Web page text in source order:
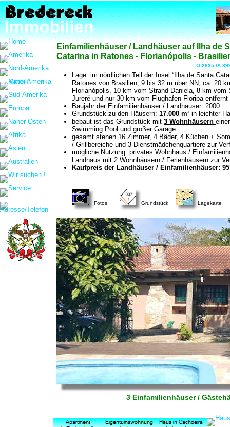
Fotos Grundstück Lagekarte
Einfamilienhäuser / Landhäuser auf Ilha de
Catarina in Ratones - Florianópolis -
O-2835 /A-
Lage: im nördlichen Teil der Insel “Ilha de Santa
Ratones von Brasilien, 9 bis 32 m über NN, ca. 20
Florianópolis, 10 km vom Strand Daniela, 8 km vom
Jureré und nur 30 km vom Flughafen Floripa entfernt
Baujahr der Einfamilienhäuser / Landhäuser: 2000
Grundstück zu den Häusern: 17.000 m² in leichter
bebaut ist das Grundstück mit 3 Wohnhäusern
Swimming Pool und großer Garage
gesamt stehen 16 Zimmer, 4 Bäder, 4 Küchen +
/ Grillbereiche und 3 Dienstmädchenquartiere zur
mögliche Nutzung: privates Wohnhaus /
Landhaus mit 2 Wohnhäusern / Ferienhäusern zur
Kaufpreis der Landhäuser / Einfamilienhäuser:
3 Einfamilienhäuser /